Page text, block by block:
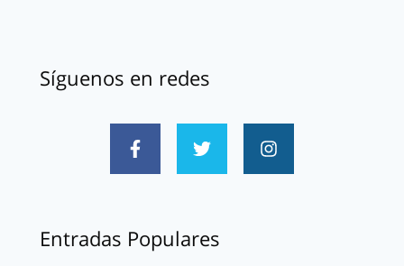
Síguenos en redes
Entradas Populares